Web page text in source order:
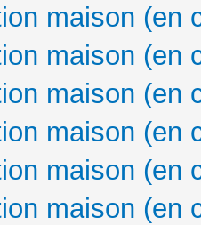
maison (en
maison (en
maison (en
maison (en
maison (en
maison (en